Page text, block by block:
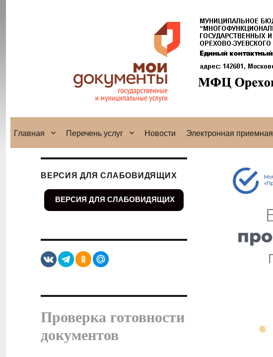
Главная Перечень услуг Новости Электронная приемная
ВЕРСИЯ ДЛЯ СЛАБОВИДЯЩИХ
ВЕРСИЯ ДЛЯ СЛАБОВИДЯЩИХ
Проверка готовности
документов